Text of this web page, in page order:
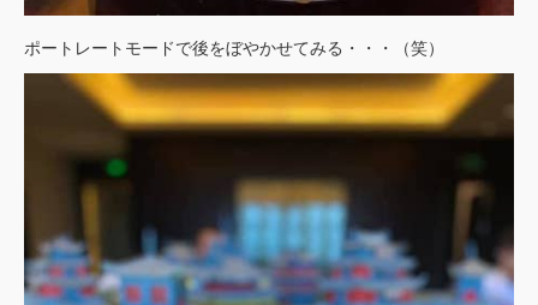
ポートレートモードで後をぼやかせてみる・・・（笑）